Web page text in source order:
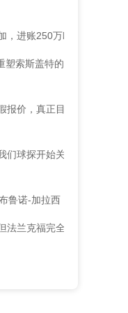
，进账250万欧
索斯盖特的英
价，真正目标
们球探开始关注
鲁诺-加拉西
兰克福完全不